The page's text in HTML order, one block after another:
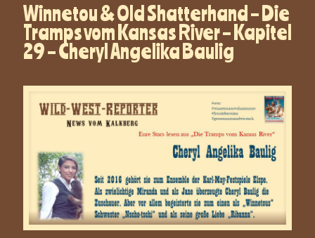
Winnetou & Old Shatterhand – Die
Tramps vom Kansas River – Kapitel
29 – Cheryl Angelika Baulig